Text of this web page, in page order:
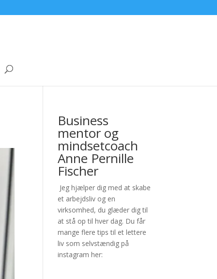
Business
mentor og
mindsetcoach
Anne Pernille
Fischer
Jeg hjælper dig med at skabe
et arbejdsliv og en
virksomhed, du glæder dig til
at stå op til hver dag. Du får
mange flere tips til et lettere
liv som selvstændig på
instagram her: